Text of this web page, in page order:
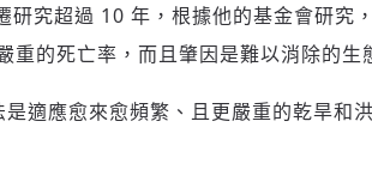
究超過 10 年，根據他的基金會研究
的死亡率，而且肇因是難以消除的生
適應愈來愈頻繁、且更嚴重的乾旱和